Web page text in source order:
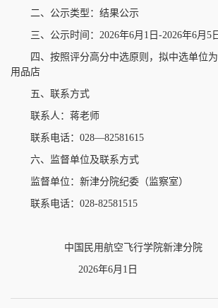
二、公示类型：结果公示
三、公示时间：2026年6月1日-2026年6月5
四、按照评分高分中选原则，拟中选单位
用品店
五、联系方式
联系人：蒋老师
联系电话：028—82581615
六、监督单位及联系方式
监督单位：新津分院纪委（监察室）
联系电话：028-82581515
中国民用航空飞行学院新津分院
2026年6月1日